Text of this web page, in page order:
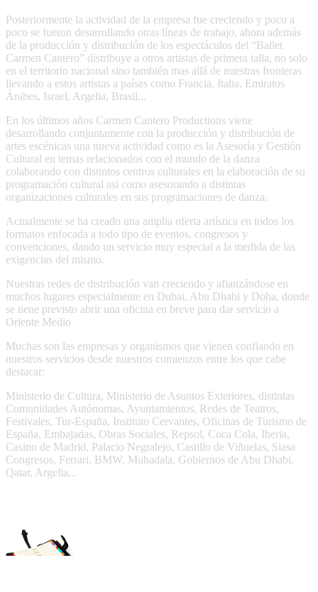
Posteriormente la actividad de la empresa fue creciendo y poco a
poco se fueron desarrollando otras líneas de trabajo, ahora además
de la producción y distribución de los espectáculos del “Ballet
Carmen Cantero” distribuye a otros artistas de primera talla, no solo
en el territorio nacional sino también mas allá de nuestras fronteras
llevando a estos artistas a países como Francia, Italia, Emiratos
Árabes, Israel, Argelia, Brasil...
En los últimos años Carmen Cantero Productions viene
desarrollando conjuntamente con la producción y distribución de
artes escénicas una nueva actividad como es la Asesoría y Gestión
Cultural en temas relacionados con el mundo de la danza
colaborando con distintos centros culturales en la elaboración de su
programación cultural así como asesorando a distintas
organizaciones culturales en sus programaciones de danza.
Actualmente se ha creado una amplia oferta artística en todos los
formatos enfocada a todo tipo de eventos, congresos y
convenciones, dando un servicio muy especial a la medida de las
exigencias del mismo.
Nuestras redes de distribución van creciendo y afianzándose en
muchos lugares especialmente en Dubai, Abu Dhabi y Doha, donde
se tiene previsto abrir una oficina en breve para dar servicio a
Oriente Medio
Muchas son las empresas y organismos que vienen confiando en
nuestros servicios desde nuestros comienzos entre los que cabe
destacar:
Ministerio de Cultura, Ministerio de Asuntos Exteriores, distintas
Comunidades Autónomas, Ayuntamientos, Redes de Teatros,
Festivales, Tur-España, Instituto Cervantes, Oficinas de Turismo de
España, Embajadas, Obras Sociales, Repsol, Coca Cola, Iberia,
Casino de Madrid, Palacio Negralejo, Castillo de Viñuelas, Siasa
Congresos, Ferrari, BMW, Mubadala, Gobiernos de Abu Dhabi,
Qatar, Argelia...